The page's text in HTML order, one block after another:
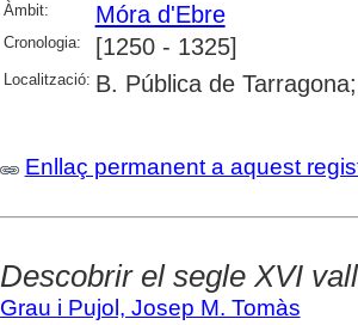
Àmbit: Móra d'Ebre
Cronologia: [1250 - 1325]
Localització: B. Pública de
Enllaç permanent a aquest
Descobrir el segle XVI
Grau i Pujol, Josep M. Tomàs